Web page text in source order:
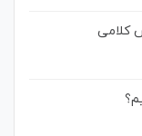
کلامی